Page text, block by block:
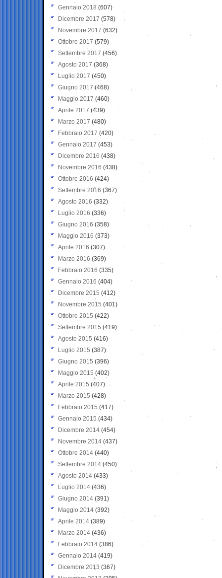
Gennaio 2018 (607)
Dicembre 2017 (578)
Novembre 2017 (632)
Ottobre 2017 (579)
Settembre 2017 (456)
Agosto 2017 (368)
Luglio 2017 (450)
Giugno 2017 (468)
Maggio 2017 (460)
Aprile 2017 (439)
Marzo 2017 (480)
Febbraio 2017 (420)
Gennaio 2017 (453)
Dicembre 2016 (438)
Novembre 2016 (438)
Ottobre 2016 (424)
Settembre 2016 (367)
Agosto 2016 (332)
Luglio 2016 (336)
Giugno 2016 (358)
Maggio 2016 (373)
Aprile 2016 (307)
Marzo 2016 (369)
Febbraio 2016 (335)
Gennaio 2016 (404)
Dicembre 2015 (412)
Novembre 2015 (401)
Ottobre 2015 (422)
Settembre 2015 (419)
Agosto 2015 (416)
Luglio 2015 (387)
Giugno 2015 (396)
Maggio 2015 (402)
Aprile 2015 (407)
Marzo 2015 (428)
Febbraio 2015 (417)
Gennaio 2015 (434)
Dicembre 2014 (454)
Novembre 2014 (437)
Ottobre 2014 (440)
Settembre 2014 (450)
Agosto 2014 (433)
Luglio 2014 (436)
Giugno 2014 (391)
Maggio 2014 (392)
Aprile 2014 (389)
Marzo 2014 (436)
Febbraio 2014 (386)
Gennaio 2014 (419)
Dicembre 2013 (367)